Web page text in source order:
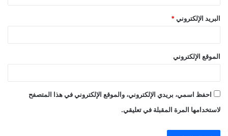
البريد الإلكتروني *
الموقع الإلكتروني
احفظ اسمي، بريدي الإلكتروني، والموقع الإلكتروني في هذا المتصفح
لاستخدامها المرة المقبلة في تعليقي.